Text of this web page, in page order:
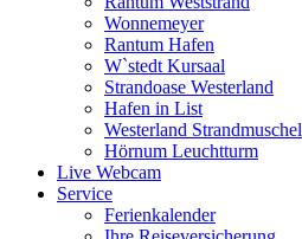
Wonnemeyer
Rantum Hafen
W`stedt Kursaal
Strandoase Westerland
Hafen in List
Westerland Strandmuschel
Hörnum Leuchtturm
Live Webcam
Service
Ferienkalender